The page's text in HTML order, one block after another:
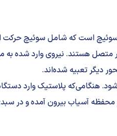
دو سوئیچ است که شامل سوئیچ
هستند. نیروی وارد شده به
دیگر تعبیه شده‌اند.
هنگامی‌که پلاستیک وارد
آسیاب بیرون آمده و در